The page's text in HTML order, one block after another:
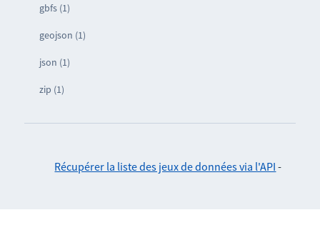
gbfs (1)
geojson (1)
json (1)
zip (1)
Récupérer la liste des jeux de données via l'API -